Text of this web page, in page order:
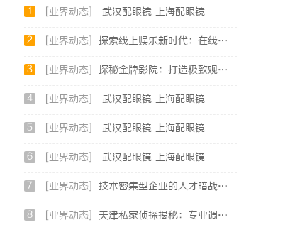
1 [业界动态] 武汉配眼镜 上海配眼镜
2 [业界动态] 探索线上娱乐新时代：在线影院平台的魅力与未来发展趋势
3 [业界动态] 探秘金牌影院：打造极致观影体验的新时代标杆
4 [业界动态] 武汉配眼镜 上海配眼镜
5 [业界动态] 武汉配眼镜 上海配眼镜
6 [业界动态] 武汉配眼镜 上海配眼镜
7 [业界动态] 技术密集型企业的人才暗战：北京商业秘密律师如何守住“人带技术走”的底线
8 [业界动态] 天津私家侦探揭秘：专业调查服务与行业现状详细解析